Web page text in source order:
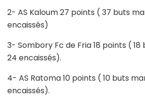
2- AS Kaloum 27 points ( 37 buts
encaissés)
3- Sombory Fc de Fria 18 points (
24 encaissés).
4- AS Ratoma 10 points ( 10 buts
encaissés).